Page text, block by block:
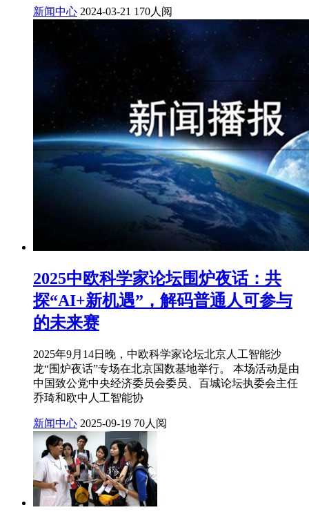
新闻中心 2024-03-21 170人阅
2025中欧科学家论坛围炉夜话：共
探“AI+新机遇”，解码普通人可参与
的未来赛
2025年9月14日晚，中欧科学家论坛北京人工智能沙
龙“围炉夜话”专场在北京国数基地举行。 本场活动是由
中国致公党中央经济委员会委员、百城论坛执委会主任
乔琦和欧中人工智能协
新闻中心 2025-09-19 70人阅